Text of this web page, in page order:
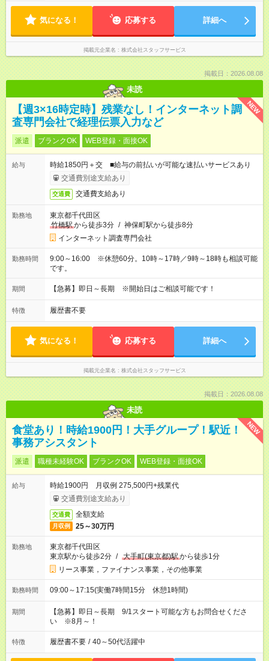
気になる！ 応募する 詳細へ
掲載元企業名 株式会社スタッフサービス
掲載日：2026.08.08
未読
NEW
【週3×16時定時】残業なし！インターネット調
査専門会社で経理伝票入力など
派遣 ブランクOK WEB登録・面接OK
給与
時給1850円＋交 ■給与の前払いが可能な速払いサービスあり
交通費別途支給あり
交通費 交通費支給あり
勤務地
東京都千代田区
竹橋駅から徒歩3分 / 神保町駅から徒歩8分
インターネット調査専門会社
勤務時間
9:00～16:00 ※休憩60分。10時～17時／9時～18時も相談可能
です。
期間 【急募】即日～長期 ※開始日はご相談可能です！
特徴 履歴書不要
気になる！ 応募する 詳細へ
掲載元企業名 株式会社スタッフサービス
掲載日：2026.08.08
未読
NEW
食堂あり！時給1900円！大手グループ！駅近！
事務アシスタント
派遣 職種未経験OK ブランクOK WEB登録・面接OK
給与
時給1900円 月収例 275,500円+残業代
交通費別途支給あり
交通費 全額支給
月収例 25～30万円
勤務地
東京都千代田区
東京駅から徒歩2分 / 大手町(東京都)駅から徒歩1分
リース事業，ファイナンス事業，その他事業
勤務時間 09:00～17:15(実働7時間15分 休憩1時間)
期間
【急募】即日～長期 9/1スタート可能な方もお問合せくださ
い ※8月～！
特徴 履歴書不要 / 40～50代活躍中